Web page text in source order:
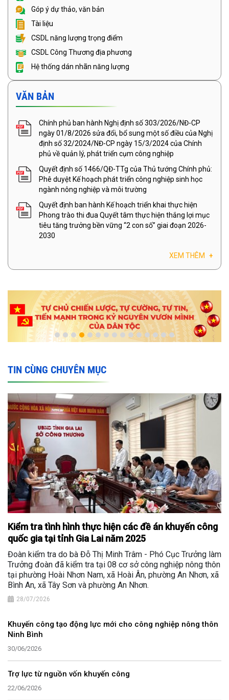
Góp ý dự thảo, văn bản
Tài liệu
CSDL năng lượng trọng điểm
CSDL Công Thương địa phương
Hệ thống dán nhãn năng lượng
VĂN BẢN
Chính phủ ban hành Nghị định số 303/2026/NĐ-CP
ngày 01/8/2026 sửa đổi, bổ sung một số điều của Nghị
định số 32/2024/NĐ-CP ngày 15/3/2024 của Chính
phủ về quản lý, phát triển cụm công nghiệp
Quyết định số 1466/QĐ-TTg của Thủ tướng Chính phủ:
Phê duyệt Kế hoạch phát triển công nghiệp sinh học
ngành nông nghiệp và môi trường
Quyết định ban hành Kế hoạch triển khai thực hiện
Phong trào thi đua Quyết tâm thực hiện thắng lợi mục
tiêu tăng trưởng bền vững “2 con số” giai đoạn 2026-
2030
XEM THÊM +
TIN CÙNG CHUYÊN MỤC
Kiểm tra tình hình thực hiện các đề án khuyến công
quốc gia tại tỉnh Gia Lai năm 2025
Đoàn kiểm tra do bà Đỗ Thị Minh Trâm - Phó Cục Trưởng làm
Trưởng đoàn đã kiểm tra tại 08 cơ sở công nghiệp nông thôn
tại phường Hoài Nhơn Nam, xã Hoài Ân, phường An Nhơn, xã
Bình An, xã Tây Sơn và phường An Nhơn.
28/07/2026
Khuyến công tạo động lực mới cho công nghiệp nông thôn
Ninh Bình
30/06/2026
Trợ lực từ nguồn vốn khuyến công
22/06/2026